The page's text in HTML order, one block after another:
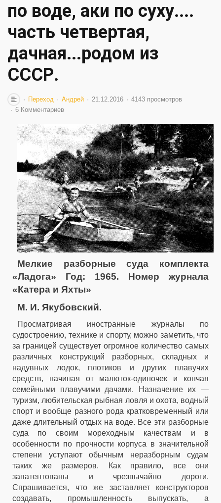
по воде, аки по суху....
часть четвертая,
дачная...родом из
СССР.
Переход Андрей 21.12.2016
4143 просмотров
6 Комментариев
Мелкие разборные суда комплекта
«Ладога» Год: 1965. Номер журнала
«Катера и Яхты»
М. И. Якубовский.
Просматривая иностранные журналы по
судостроению, технике и спорту, можно заметить, что
за границей существует огромное количество самых
различных конструкций разборных, складных и
надувных лодок, плотиков и других плавучих
средств, начиная от малюток-одиночек и кончая
семейными плавучими дачами. Назначение их —
туризм, любительская рыбная ловля и охота, водный
спорт и вообще разного рода кратковременный или
даже длительный отдых на воде. Все эти разборные
суда по своим мореходным качествам и в
особенности по прочности корпуса в значительной
степени уступают обычным неразборным судам
таких же размеров. Как правило, все они
запатентованы и чрезвычайно дороги.
Спрашивается, что же заставляет конструкторов
создавать, промышленность выпускать, а